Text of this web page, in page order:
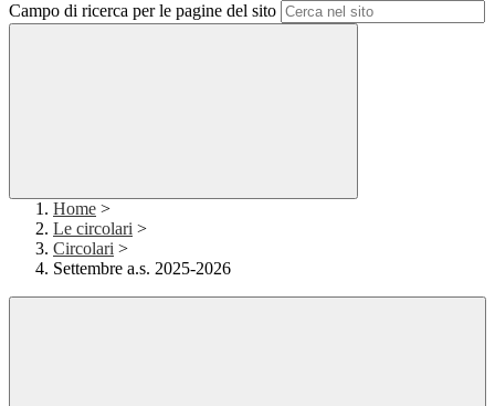
Campo di ricerca per le pagine del sito
Home >
Le circolari >
Circolari >
Settembre a.s. 2025-2026